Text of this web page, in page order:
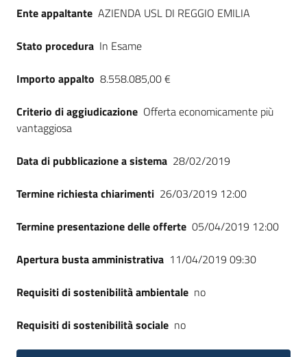
English
site
Seguici
Ente appaltante AZIENDA USL DI REGGIO EMILIA
Stato procedura In Esame
Importo appalto 8.558.085,00 €
Criterio di aggiudicazione Offerta economicamente più
vantaggiosa
Data di pubblicazione a sistema 28/02/2019
Termine richiesta chiarimenti 26/03/2019 12:00
Termine presentazione delle offerte 05/04/2019 12:00
Apertura busta amministrativa 11/04/2019 09:30
Requisiti di sostenibilità ambientale no
Requisiti di sostenibilità sociale no